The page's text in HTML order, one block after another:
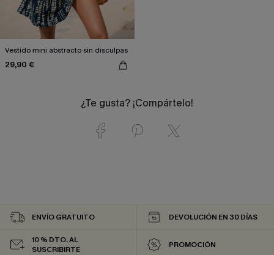
Vestido mini abstracto sin disculpas
29,90 €
¿Te gusta? ¡Compártelo!
ENVÍO GRATUITO DEVOLUCIÓN EN 30 DÍAS
10 % DTO. AL
SUSCRIBIRTE
PROMOCIÓN